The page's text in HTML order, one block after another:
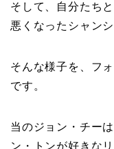
そして、自分たち
悪くなったシャン
そんな様子を、フ
です。
当のジョン・チー
ン・トンが好きな